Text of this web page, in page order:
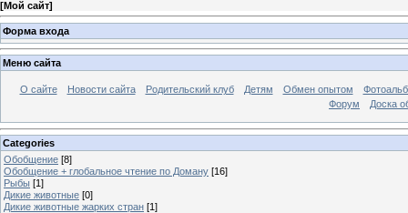
[Мой сайт]
Форма входа
Меню сайта
О сайте Новости сайта Родительский клуб Детям Обмен опытом
Форум
Доска
Categories
Обобщение [8]
Обобщение + глобальное чтение по Доману [16]
Рыбы [1]
Дикие животные [0]
Дикие животные жарких стран [1]